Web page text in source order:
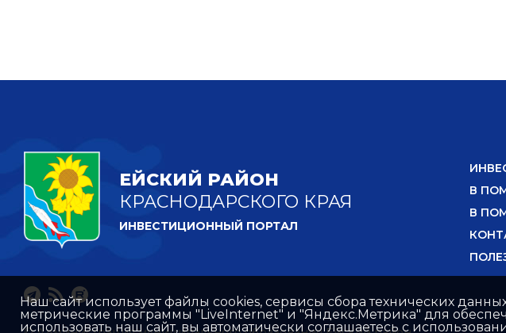
ЕЙСКИЙ РАЙОН
КРАСНОДАРСКОГО КРАЯ
ИНВЕСТИЦИОННЫЙ ПОРТАЛ
В
В
Наш сайт использует файлы cookies, сервисы сбора технических
метрические программы "LiveInternet" и "Яндекс.Метрика" для
использовать наш сайт, вы автоматически соглашаетесь с